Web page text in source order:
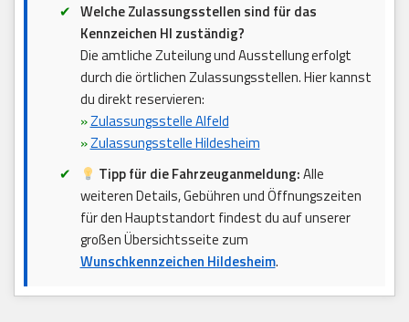
Welche Zulassungsstellen sind für das
Kennzeichen HI zuständig?
Die amtliche Zuteilung und Ausstellung erfolgt
durch die örtlichen Zulassungsstellen. Hier kannst
du direkt reservieren:
»Zulassungsstelle Alfeld
»Zulassungsstelle Hildesheim
Tipp für die Fahrzeuganmeldung:Alle
weiteren Details, Gebühren und Öffnungszeiten
für den Hauptstandort findest du auf unserer
großen Übersichtsseite zum
Wunschkennzeichen Hildesheim.